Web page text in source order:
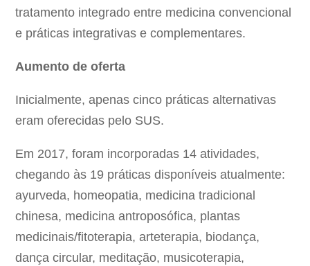
tratamento integrado entre medicina convencional
e práticas integrativas e complementares.
Aumento de oferta
Inicialmente, apenas cinco práticas alternativas
eram oferecidas pelo SUS.
Em 2017, foram incorporadas 14 atividades,
chegando às 19 práticas disponíveis atualmente:
ayurveda, homeopatia, medicina tradicional
chinesa, medicina antroposófica, plantas
medicinais/fitoterapia, arteterapia, biodança,
dança circular, meditação, musicoterapia,